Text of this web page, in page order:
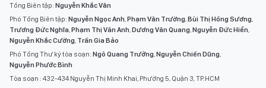
Tổng Biên tập: Nguyễn Khắc Văn
Phó Tổng Biên tập: Nguyễn Ngọc Anh,Phạm Văn Trường,Bùi Thị Hồng Sương,
Trương Đức Nghĩa,Phạm Thị Vân Anh,Dương Văn Quang,Nguyễn Đức Hiển,
Nguyễn Khắc Cường, Trần Gia Bảo
Phó Tổng Thư ký tòa soạn: Ngô Quang Trưởng,Nguyễn Chiến Dũng,
Nguyễn Phước Bình
Tòa soạn : 432-434 Nguyễn Thị Minh Khai, Phường 5, Quận 3, TP.HCM